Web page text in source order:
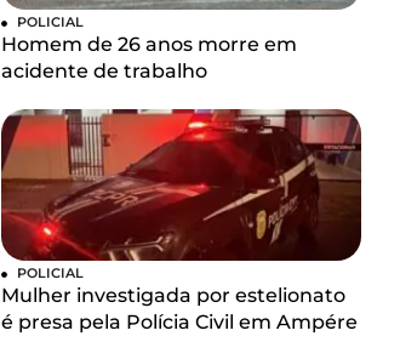
POLICIAL
Homem de 26 anos morre em
acidente de trabalho
POLICIAL
Mulher investigada por estelionato
é presa pela Polícia Civil em Ampére